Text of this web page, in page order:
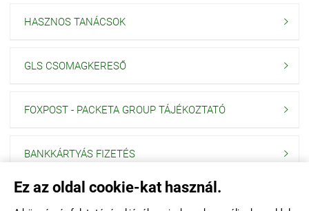
Ez az oldal cookie-kat használ.
HASZNOS TANÁCSOK 
GLS CSOMAGKERESŐ 
FOXPOST - PACKETA GROUP TÁJÉKOZTATÓ 
BANKKÁRTYÁS FIZETÉS 
Navigáció